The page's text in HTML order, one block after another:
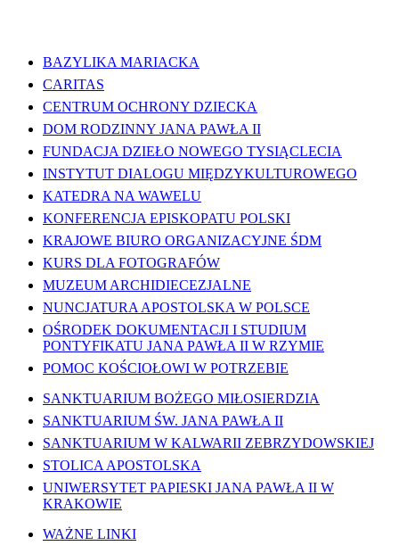
BAZYLIKA MARIACKA
CARITAS
CENTRUM OCHRONY DZIECKA
DOM RODZINNY JANA PAWŁA II
FUNDACJA DZIEŁO NOWEGO TYSIĄCLECIA
INSTYTUT DIALOGU MIĘDZYKULTUROWEGO
KATEDRA NA WAWELU
KONFERENCJA EPISKOPATU POLSKI
KRAJOWE BIURO ORGANIZACYJNE ŚDM
KURS DLA FOTOGRAFÓW
MUZEUM ARCHIDIECEZJALNE
NUNCJATURA APOSTOLSKA W POLSCE
OŚRODEK DOKUMENTACJI I STUDIUM
PONTYFIKATU JANA PAWŁA II W RZYMIE
POMOC KOŚCIOŁOWI W POTRZEBIE
SANKTUARIUM BOŻEGO MIŁOSIERDZIA
SANKTUARIUM ŚW. JANA PAWŁA II
SANKTUARIUM W KALWARII ZEBRZYDOWSKIEJ
STOLICA APOSTOLSKA
UNIWERSYTET PAPIESKI JANA PAWŁA II W
KRAKOWIE
WAŻNE LINKI